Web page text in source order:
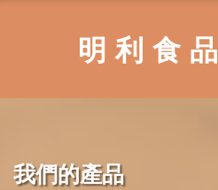
明利食品
我們的產品